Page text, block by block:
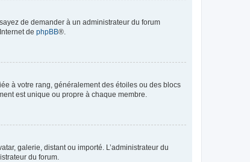
de demander à un administrateur du forum
de phpBB®.
à votre rang, généralement des étoiles ou des blocs
est unique ou propre à chaque membre.
galerie, distant ou importé. L’administrateur du
du forum.